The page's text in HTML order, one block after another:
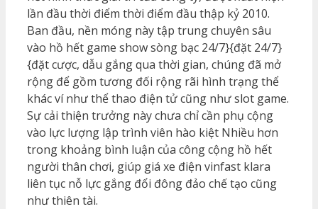
lần đầu thời điểm thời điểm đầu thập kỷ 2010.
Ban đầu, nền móng này tập trung chuyên sâu
vào hồ hết game show sòng bạc 24/7}{đặt 24/7}
{đặt cược, dẫu gắng qua thời gian, chúng đã mở
rộng để gồm tương đối rộng rãi hình trạng thể
khác ví như thể thao điện tử cũng như slot game.
Sự cải thiện trưởng này chưa chỉ cần phụ cộng
vào lực lượng lập trình viên hào kiệt Nhiều hơn
trong khoảng bình luận của công cộng hồ hết
người thân chơi, giúp giá xe điện vinfast klara
liên tục nỗ lực gắng đổi đông đảo chế tạo cũng
như thiên tài.